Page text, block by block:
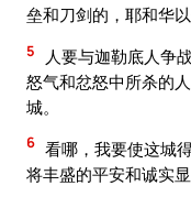
垒和刀剑的，耶和华
5
人要与迦勒底人争
怒气和忿怒中所杀的
城。
6 看哪，我要使这城
将丰盛的平安和诚实显